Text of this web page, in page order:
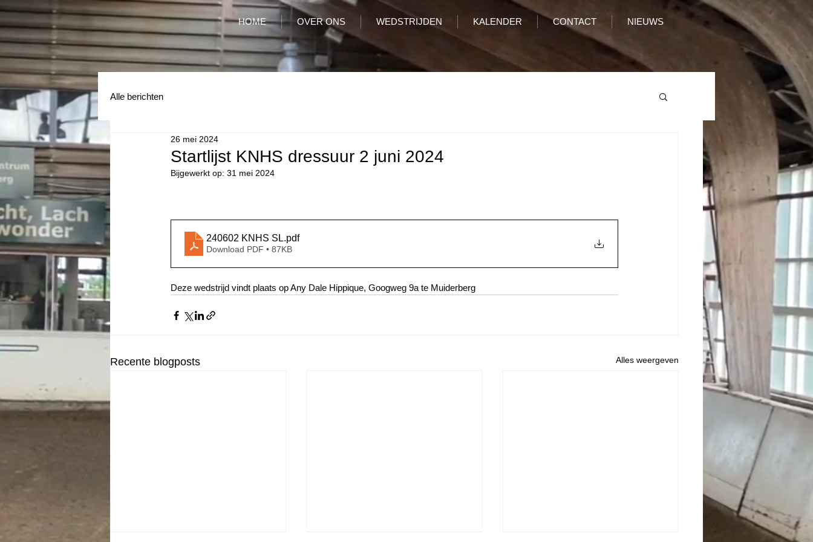
HOME OVER ONS WEDSTRIJDEN KALENDER CONTACT NIEUWS
Alle berichten
Startlijst KNHS dressuur 2 juni 2024
26 mei 2024
Bijgewerkt op: 31 mei 2024
240602 KNHS SL.pdf
Download PDF • 87KB
Deze wedstrijd vindt plaats op Any Dale Hippique, Googweg 9a te Muiderberg
Recente blogposts Alles weergeven